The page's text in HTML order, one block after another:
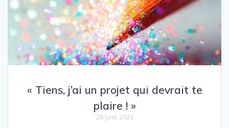
« Tiens, j’ai un projet qui devrait te
plaire ! »
28 June 2023